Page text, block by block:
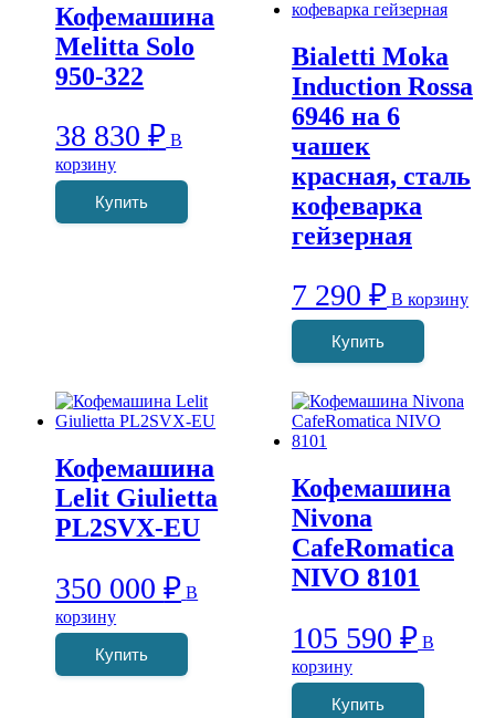
Кофемашина
Melitta Solo
950-322
38 830₽ В
корзину
Купить
Bialetti Moka
Induction Rossa
6946 на 6
чашек
красная, сталь
кофеварка
гейзерная
7 290 ₽ В корзину
Купить
Кофемашина
Lelit Giulietta
PL2SVX-EU
350 000₽ В
корзину
Купить
Кофемашина
Nivona
CafeRomatica
NIVO 8101
105 590 ₽ В
корзину
Купить